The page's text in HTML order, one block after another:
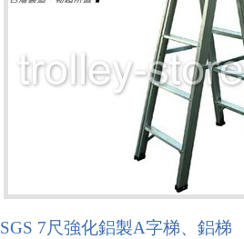
SGS 7尺強化鋁製A字梯、鋁梯